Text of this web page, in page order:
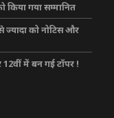
किया गया सम्मानित
ज्यादा को नोटिस और
12वीं में बन गई टॉपर !